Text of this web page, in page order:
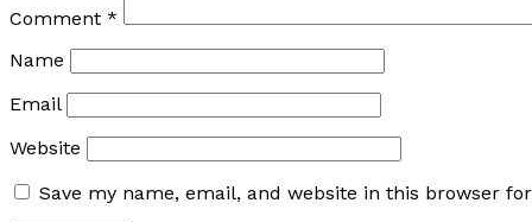
Comment *
Name
Email
Website
Save my name, email, and website in this browser